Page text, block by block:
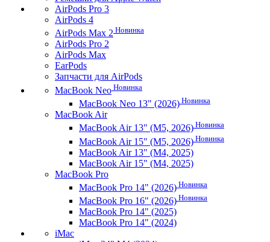
AirPods Pro 3
AirPods 4
AirPods Max 2 Новинка
AirPods Pro 2
AirPods Max
EarPods
Запчасти для AirPods
MacBook Neo Новинка
MacBook Neo 13" (2026) Новинка
MacBook Air
MacBook Air 13" (M5, 2026) Новинка
MacBook Air 15" (M5, 2026) Новинка
MacBook Air 13" (M4, 2025)
MacBook Air 15" (M4, 2025)
MacBook Pro
MacBook Pro 14" (2026) Новинка
MacBook Pro 16" (2026) Новинка
MacBook Pro 14" (2025)
MacBook Pro 14" (2024)
iMac